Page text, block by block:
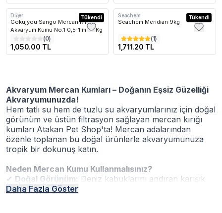
Tükendi
Diğer
Gokujyou Sango Mercan Kırığı
Akvaryum Kumu No:1 0,5-1 mm 5Kg
(0)
1,050.00 TL
Kargo Bedava Tükendi
Seachem
Seachem Meridian 9kg
(1)
1,711.20 TL
Akvaryum Mercan Kumları – Doğanın Eşsiz Güzelliği
Akvaryumunuzda!
Hem tatlı su hem de tuzlu su akvaryumlarınız için doğal
görünüm ve üstün filtrasyon sağlayan mercan kırığı
kumları Atakan Pet Shop'ta! Mercan adalarından
özenle toplanan bu doğal ürünlerle akvaryumunuza
tropik bir dokunuş katın.
Neden Mercan Kumu Kullanmalısınız?
✔ Doğal Görünüm: Deniz kabuklarını andıran karışık
renkleriyle estetik bir zemin yaratır.
Daha Fazla Göster